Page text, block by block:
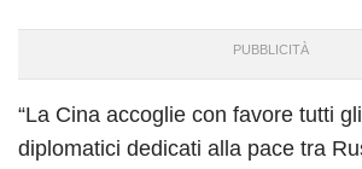
“La Cina accoglie con favore tutti
diplomatici dedicati alla pace tra